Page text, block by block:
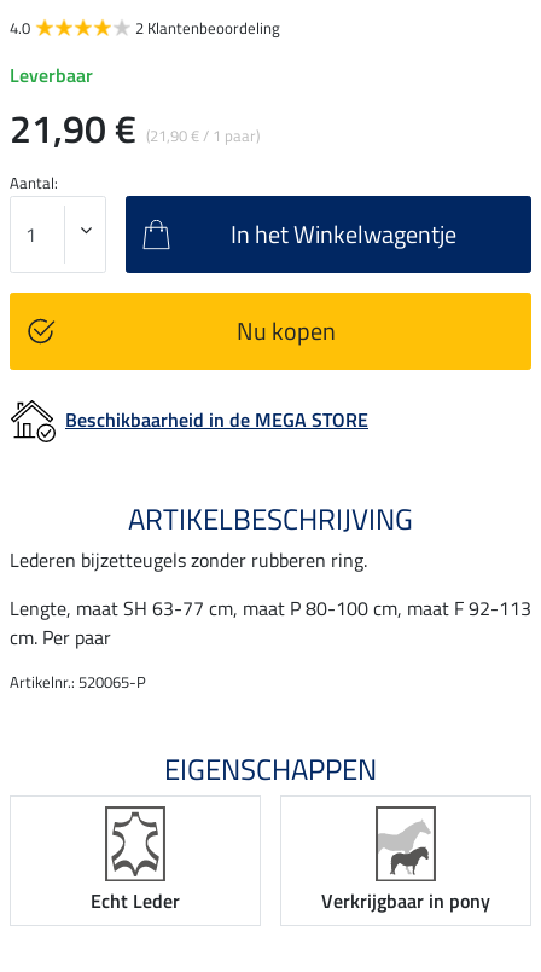
4.0 2 Klantenbeoordeling
Leverbaar
21,90 € (21,90 € / 1 paar)
Aantal:
In het Winkelwagentje
Nu kopen
Beschikbaarheid in de MEGA STORE
ARTIKELBESCHRIJVING
Lederen bijzetteugels zonder rubberen ring.
Lengte, maat SH 63-77 cm, maat P 80-100 cm, maat F 92-113
cm. Per paar
Artikelnr.: 520065-P
EIGENSCHAPPEN
Echt Leder Verkrijgbaar in pony